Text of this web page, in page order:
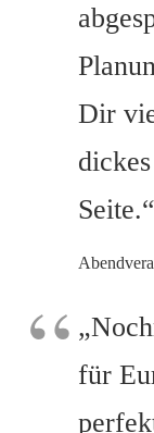
Dir
Seite.“
für